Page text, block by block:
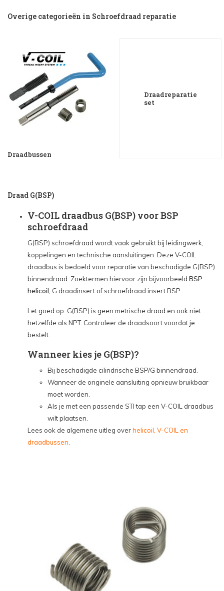
Overige categorieën in Schroefdraad reparatie
Draadbussen
Draadreparatie
set
Draad G(BSP)
V-COIL draadbus G(BSP) voor BSP
schroefdraad
G(BSP) schroefdraad wordt vaak gebruikt bij leidingwerk,
koppelingen en technische aansluitingen. Deze V-COIL
draadbus is bedoeld voor reparatie van beschadigde G(BSP)
binnendraad. Zoektermen hiervoor zijn bijvoorbeeld BSP
helicoil , G draadinsert of schroefdraad insert BSP.
Let goed op: G(BSP) is geen metrische draad en ook niet
hetzelfde als NPT. Controleer de draadsoort voordat je
bestelt.
Wanneer kies je G(BSP)?
Bij beschadigde cilindrische BSP/G binnendraad.
Wanneer de originele aansluiting opnieuw bruikbaar
moet worden.
Als je met een passende STI tap een V-COIL draadbus
wilt plaatsen.
Lees ook de algemene uitleg overhelicoil, V-COIL en
draadbussen